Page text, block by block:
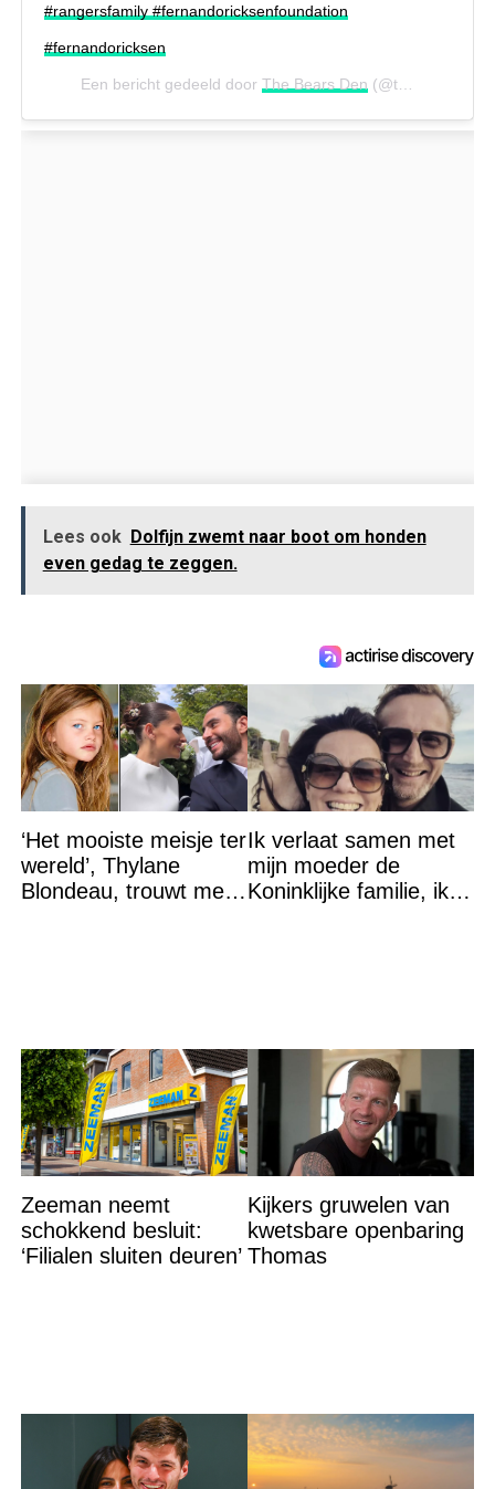
#rangersfamily #fernandoricksenfoundation
#fernandoricksen
Een bericht gedeeld doorThe Bears Den (@thebearsdenmerch) op
Lees ook Dolfijn zwemt naar boot om honden
even gedag te zeggen.
‘Het mooiste meisje ter
wereld’, Thylane
Blondeau, trouwt met
Ik verlaat samen met
mijn moeder de
Koninklijke familie, ik
Zeeman neemt
schokkend besluit:
‘Filialen sluiten deuren’
Kijkers gruwelen van
kwetsbare openbaring
Thomas